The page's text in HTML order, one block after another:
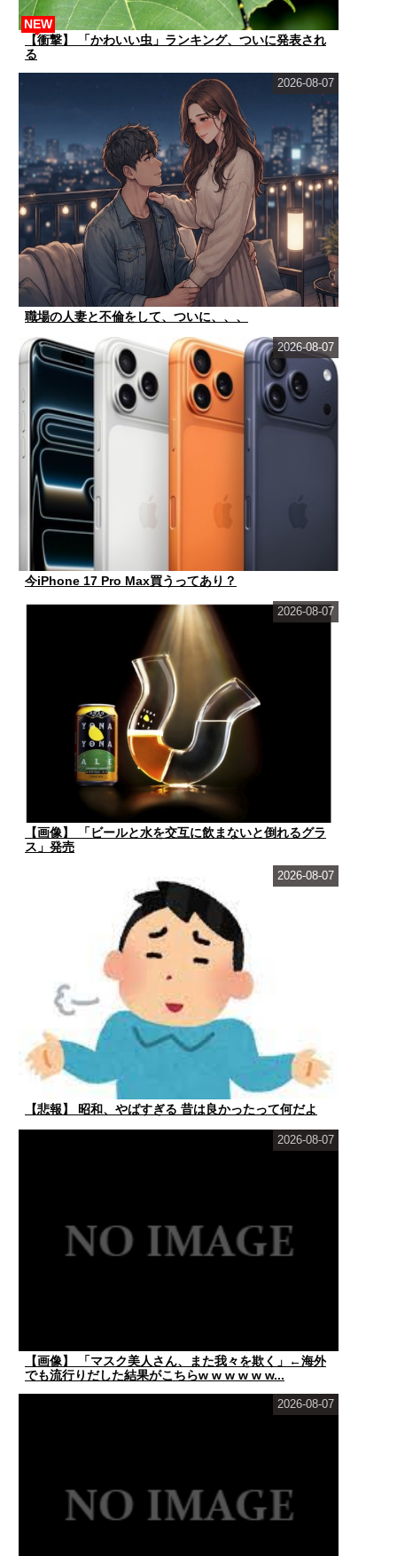
【衝撃】 「かわいい虫」ランキング、ついに発表され
る
NEW
職場の人妻と不倫をして、ついに、、、
2026-08-07
今iPhone 17 Pro Max買うってあり？
2026-08-07
【画像】 「ビールと水を交互に飲まないと倒れるグラ
ス」発売
2026-08-07
【悲報】 昭和、やばすぎる 昔は良かったって何だよ
2026-08-07
【画像】 「マスク美人さん、また我々を欺く」←海外
でも流行りだした結果がこちらw w w w w w...
2026-08-07
2026-08-07